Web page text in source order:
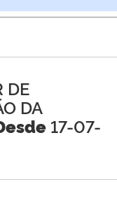
DE
DA
17-07-